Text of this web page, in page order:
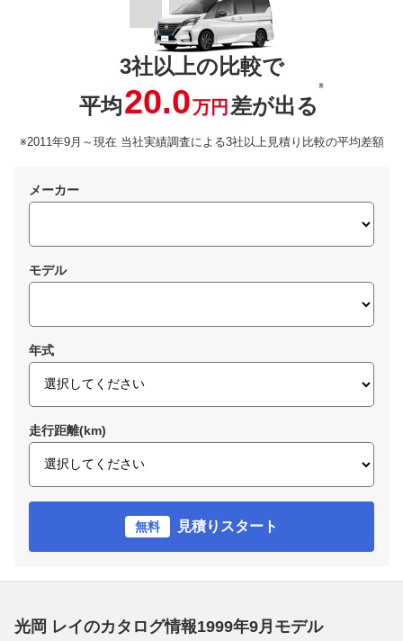
3社以上の比較で
平均20.0万円 差が出る
※
※2011年9月～現在 当社実績調査による3社以上見積り比較の平均差額
メーカー
モデル
年式
走行距離(km)
無料 見積りスタート
光岡 レイのカタログ情報1999年9月モデル